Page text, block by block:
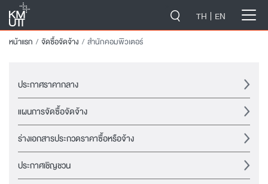
TH EN
หน้าแรก จัดซื้อจัดจ้าง สำนักคอมพิวเตอร์
ประกาศราคากลาง
แผนการจัดซื้อจัดจ้าง
ร่างเอกสารประกวดราคาซื้อหรือจ้าง
ประกาศเชิญชวน